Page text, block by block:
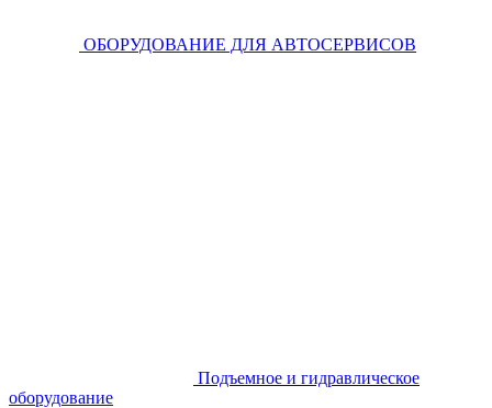
ОБОРУДОВАНИЕ ДЛЯ АВТОСЕРВИСОВ
Подъемное и гидравлическое
оборудование